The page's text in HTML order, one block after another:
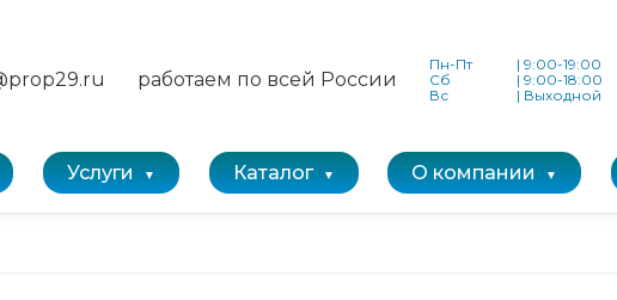
работаем по всей России
Пн-Пт | 9:00-19:00
Сб
| 9:00-18:00
Вс
| Выходной
Услуги Каталог О компании